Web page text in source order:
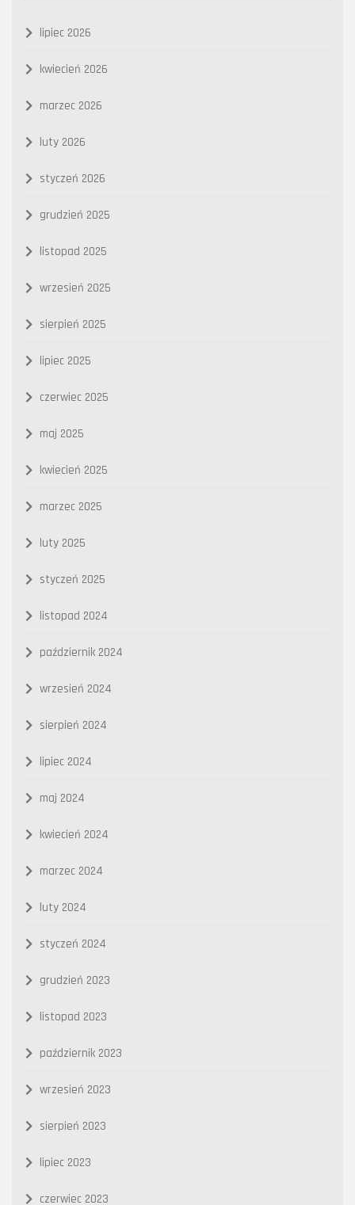
lipiec 2026
kwiecień 2026
marzec 2026
luty 2026
styczeń 2026
grudzień 2025
listopad 2025
wrzesień 2025
sierpień 2025
lipiec 2025
czerwiec 2025
maj 2025
kwiecień 2025
marzec 2025
luty 2025
styczeń 2025
listopad 2024
październik 2024
wrzesień 2024
sierpień 2024
lipiec 2024
maj 2024
kwiecień 2024
marzec 2024
luty 2024
styczeń 2024
grudzień 2023
listopad 2023
październik 2023
wrzesień 2023
sierpień 2023
lipiec 2023
czerwiec 2023